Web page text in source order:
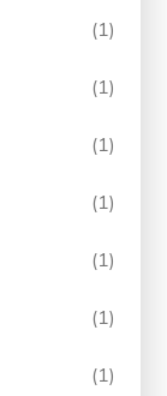
(1)
(1)
(1)
(1)
(1)
(1)
(1)